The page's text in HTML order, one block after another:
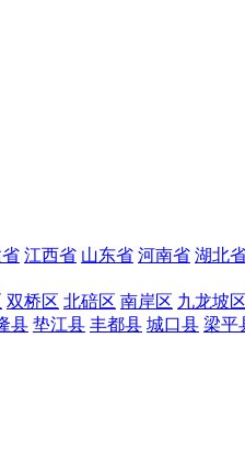
江西省 山东省 河南省 湖北
双桥区 北碚区 南岸区 九龙坡区
县 垫江县 丰都县 城口县 梁平